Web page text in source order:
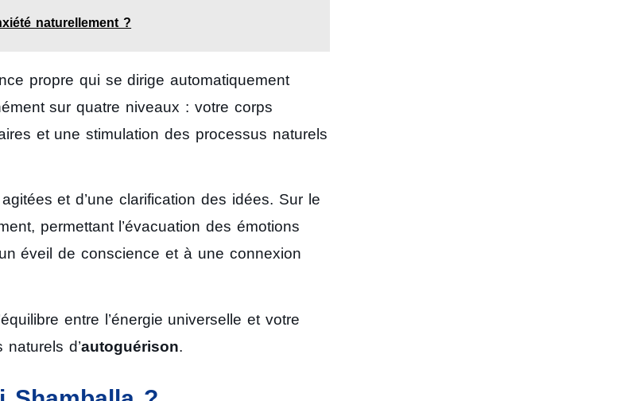
naturellement ?
propre qui se dirige automatiquement
sur quatre niveaux : votre corps
et une stimulation des processus naturels
et d’une clarification des idées. Sur le
permettant l’évacuation des émotions
éveil de conscience et à une connexion
entre l’énergie universelle et votre
d’autoguérison.